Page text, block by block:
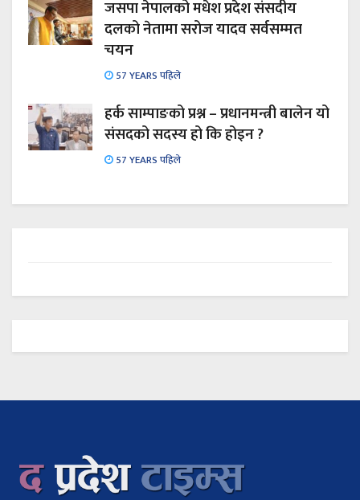
जसपा नेपालको मधेश प्रदेश संसदीय
दलको नेतामा सरोज यादव सर्वसम्मत
चयन
57 YEARS पहिले
हर्क साम्पाङको प्रश्न – प्रधानमन्त्री बालेन यो
संसदको सदस्य हो कि होइन ?
57 YEARS पहिले